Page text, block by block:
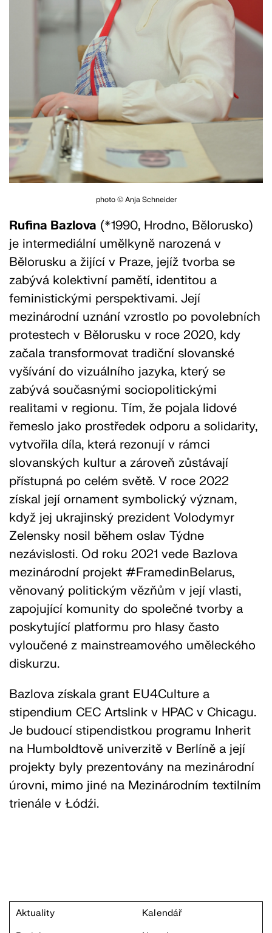
photo © Anja Schneider
Rufina Bazlova (*1990, Hrodno, Bělorusko)
je intermediální umělkyně narozená v
Bělorusku a žijící v Praze, jejíž tvorba se
zabývá kolektivní pamětí, identitou a
feministickými perspektivami. Její
mezinárodní uznání vzrostlo po povolebních
protestech v Bělorusku v roce 2020, kdy
začala transformovat tradiční slovanské
vyšívání do vizuálního jazyka, který se
zabývá současnými sociopolitickými
realitami v regionu. Tím, že pojala lidové
řemeslo jako prostředek odporu a solidarity,
vytvořila díla, která rezonují v rámci
slovanských kultur a zároveň zůstávají
přístupná po celém světě. V roce 2022
získal její ornament symbolický význam,
když jej ukrajinský prezident Volodymyr
Zelensky nosil během oslav Týdne
nezávislosti. Od roku 2021 vede Bazlova
mezinárodní projekt #FramedinBelarus,
věnovaný politickým vězňům v její vlasti,
zapojující komunity do společné tvorby a
poskytující platformu pro hlasy často
vyloučené z mainstreamového uměleckého
diskurzu.
Bazlova získala grant EU4Culture a
stipendium CEC Artslink v HPAC v Chicagu.
Je budoucí stipendistkou programu Inherit
na Humboldtově univerzitě v Berlíně a její
projekty byly prezentovány na mezinárodní
úrovni, mimo jiné na Mezinárodním textilním
trienále v Łódźi.
Aktuality
Kalendář